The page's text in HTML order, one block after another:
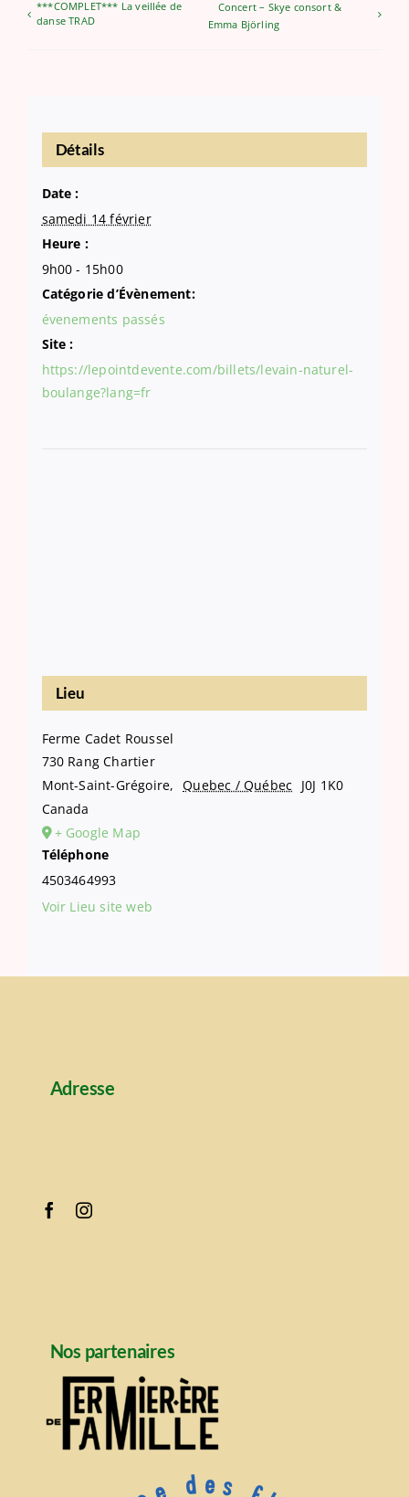
***COMPLET*** La veillée de
danse TRAD
Concert – Skye consort &
Emma Björling
Détails
Date :
samedi 14 février
Heure :
9h00 - 15h00
Catégorie d’Évènement:
évenements passés
Site :
https://lepointdevente.com/billets/levain-naturel-
boulange?lang=fr
Lieu
Ferme Cadet Roussel
730 Rang Chartier
Mont-Saint-Grégoire, Quebec / Québec J0J 1K0
Canada
+ Google Map
Téléphone
4503464993
Voir Lieu site web
Adresse
Nos partenaires